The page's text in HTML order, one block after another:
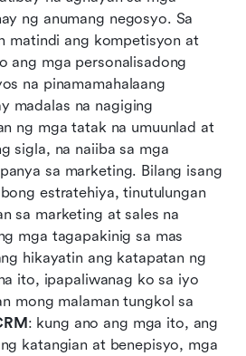
ng anumang negosyo. Sa
matindi ang kompetisyon at
ang mga personalisadong
na pinamamahalaang
madalas na nagiging
ng mga tatak na umuunlad at
sigla, na naiiba sa mga
sa marketing. Bilang isang
estratehiya, tinutulungan
sa marketing at sales na
mga tagapakinig sa mas
hikayatin ang katapatan ng
ito, ipapaliwanag ko sa iyo
: kung ano ang mga ito, ang
katangian at benepisyo, mga
pagpili ng tamang CRM para
ka ng Lark na
mga kampanya sa CRM
Transforming CRM